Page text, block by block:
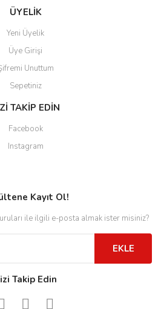
ÜYELİK
Yeni Üyelik
Üye Girişi
Unuttum
Sepetiniz
TAKİP EDİN
Facebook
Instagram
Kayıt Ol!
ile ilgili e-posta almak ister misiniz?
EKLE
Takip Edin